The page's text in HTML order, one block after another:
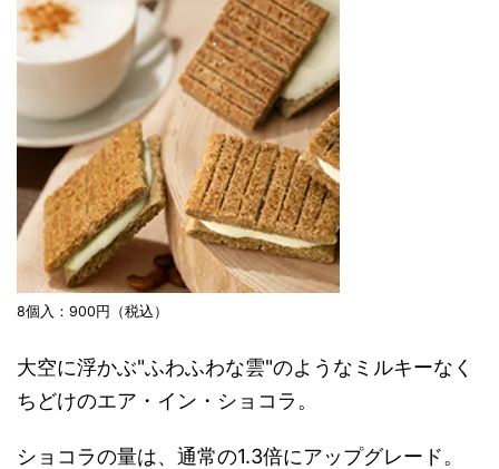
8個入：900円（税込）
大空に浮かぶ"ふわふわな雲"のようなミルキーなく
ちどけのエア・イン・ショコラ。
ショコラの量は、通常の1.3倍にアップグレード。